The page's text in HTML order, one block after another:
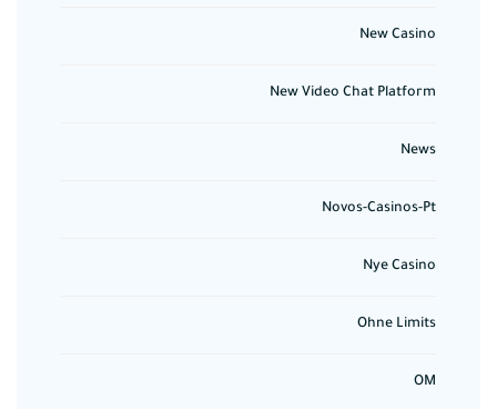
New Casino
New Video Chat Platform
News
Novos-Casinos-Pt
Nye Casino
Ohne Limits
OM